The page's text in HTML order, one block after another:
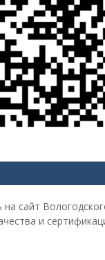
сайт
и